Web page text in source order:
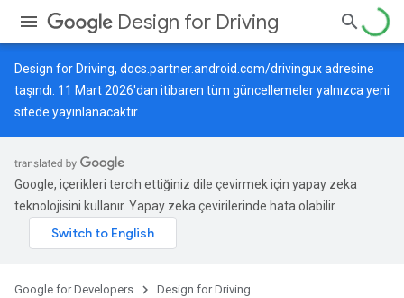
Design for Driving
Design for Driving, docs.partner.android.com/drivinguxadresine
taşındı. 11 Mart 2026'dan itibaren tüm güncellemeler yalnızca yeni
sitede yayınlanacaktır.
Google, içerikleri tercih ettiğiniz dile çevirmek için yapay zeka
teknolojisini kullanır. Yapay zeka çevirilerinde hata olabilir.
Google for Developers Design for Driving